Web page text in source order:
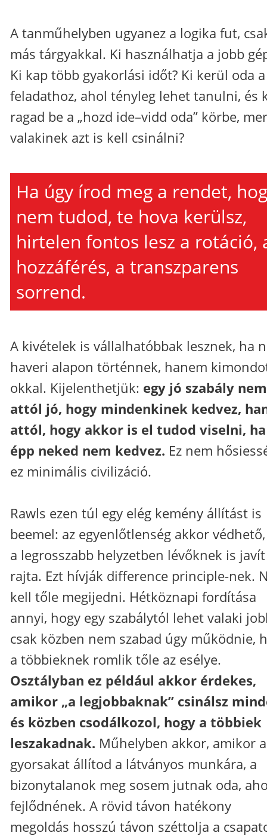
A tanműhelyben ugyanez a logika fut,
más tárgyakkal. Ki használhatja a jobb
Ki kap több gyakorlási időt? Ki kerül oda a
feladathoz, ahol tényleg lehet tanulni, és
ragad be a „hozd ide–vidd oda” körbe,
valakinek azt is kell csinálni?
Ha úgy írod meg a rendet,
nem tudod, te hova kerülsz,
hirtelen fontos lesz a rotáció,
hozzáférés, a transzparens
sorrend.
A kivételek is vállalhatóbbak lesznek, ha
haveri alapon történnek, hanem
okkal. Kijelenthetjük: egy jó szabály nem
attól jó, hogy mindenkinek kedvez,
attól, hogy akkor is el tudod viselni, ha
épp neked nem kedvez. Ez nem
ez minimális civilizáció.
Rawls ezen túl egy elég kemény állítást is
beemel: az egyenlőtlenség akkor
a legrosszabb helyzetben lévőknek is javít
rajta. Ezt hívják difference principle-nek.
kell tőle megijedni. Hétköznapi fordítása
annyi, hogy egy szabálytól lehet valaki
csak közben nem szabad úgy működnie,
a többieknek romlik tőle az esélye.
Osztályban ez például akkor érdekes,
amikor „a legjobbaknak” csinálsz
és közben csodálkozol, hogy a többiek
leszakadnak. Műhelyben akkor, amikor a
gyorsakat állítod a látványos munkára, a
bizonytalanok meg sosem jutnak oda,
fejlődnének. A rövid távon hatékony
megoldás hosszú távon széttolja a